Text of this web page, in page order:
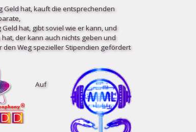
Geld hat, kauft die entsprechenden
Geld hat, gibt soviel wie er kann, und
hat, der kann auch nichts geben und
den Weg spezieller Stipendien gefördert
Auf